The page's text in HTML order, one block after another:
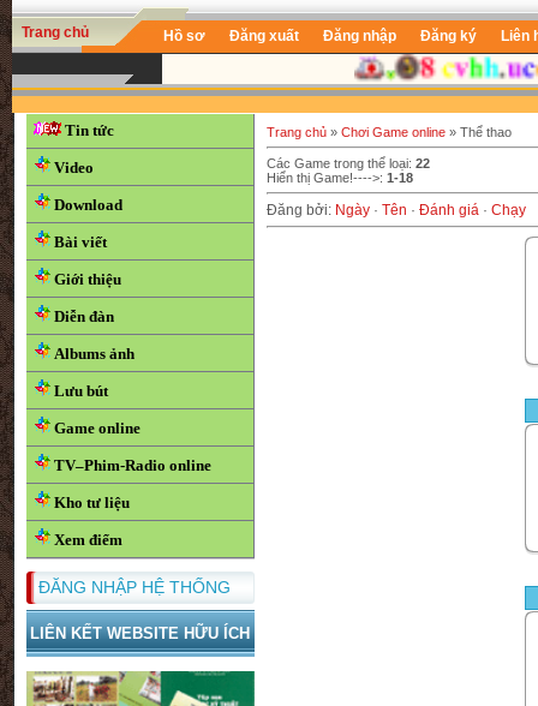
Trang chủ Hồ sơ Đăng xuất Đăng nhập Đăng ký Liên
Tin tức
Video
Download
Bài viết
Giới thiệu
Diễn đàn
Albums ảnh
Lưu bút
Game online
TV–Phim-Radio online
Kho tư liệu
Xem điểm
ĐĂNG NHẬP HỆ THỐNG
LIÊN KẾT WEBSITE HỮU ÍCH
Trang chủ» Chơi Game online» Thể thao
Các Game trong thể loại: 22
Hiển thị Game!---->: 1-18
Đăng bởi: Ngày· Tên · Đánh giá· Chạy